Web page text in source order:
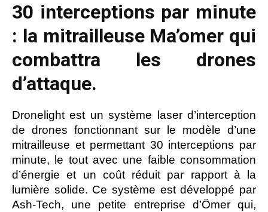
30 interceptions par minute
: la mitrailleuse Ma’omer qui
combattra les drones
d’attaque.
Dronelight est un système laser d’interception
de drones fonctionnant sur le modèle d’une
mitrailleuse et permettant 30 interceptions par
minute, le tout avec une faible consommation
d’énergie et un coût réduit par rapport à la
lumière solide. Ce système est développé par
Ash-Tech, une petite entreprise d’Ömer qui,